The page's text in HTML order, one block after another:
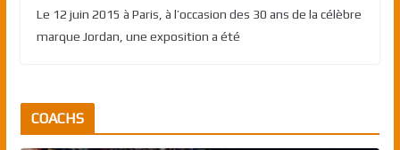
Le 12 juin 2015 à Paris, à l’occasion des 30 ans de la célèbre
marque Jordan, une exposition a été
COACHS